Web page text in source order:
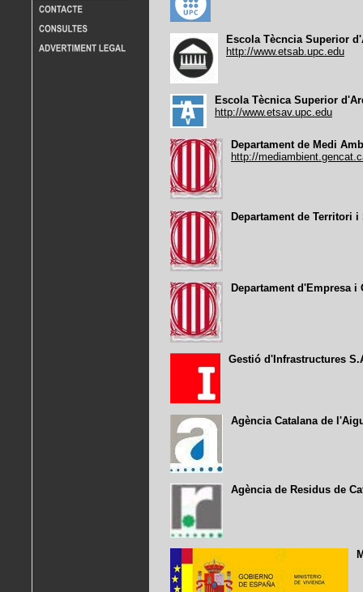
Escola Tècncia Superior
http://www.etsab.upc.edu
Escola Tècnica Superior
http://www.etsav.upc.edu
Departament de Medi
http://
Departament de Territori
Departament d'Empresa i
Gestió d'Infrastructures
Agència Catalana de
Agència de Residus de